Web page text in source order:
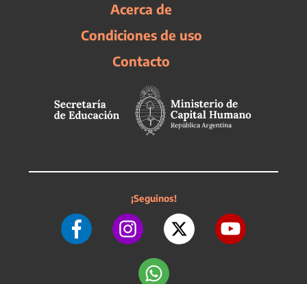
Acerca de
Condiciones de uso
Contacto
¡Seguinos!